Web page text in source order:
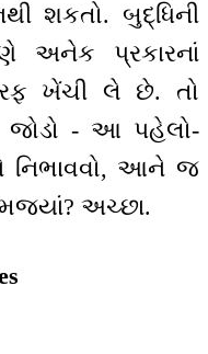
શકતો. બુદ્ધિની
અનેક પ્રકારનાં
ખેંચી લે છે. તો
- આ પહેલો-
નિભાવવો, આને જ
અચ્છા.